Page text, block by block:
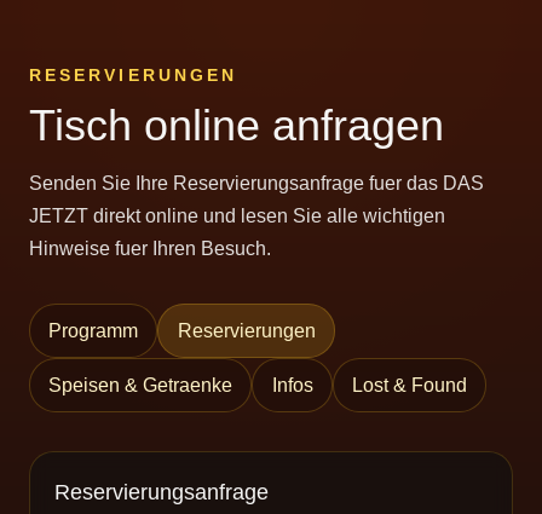
RESERVIERUNGEN
Tisch online anfragen
Senden Sie Ihre Reservierungsanfrage fuer das DAS
JETZT direkt online und lesen Sie alle wichtigen
Hinweise fuer Ihren Besuch.
Programm Reservierungen
Speisen & Getraenke Infos Lost & Found
Reservierungsanfrage